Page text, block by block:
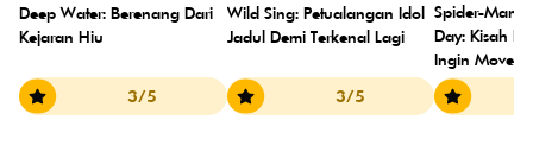
Deep Water: Berenang Dari
Kejaran Hiu
3/5
Wild Sing: Petualangan Idol
Jadul Demi Terkenal Lagi
3/5
Spider-Man:
Day: Kisah
Ingin Move